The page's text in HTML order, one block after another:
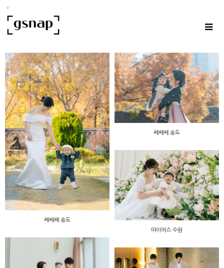
쎄쎄쎄 송도
쎄쎄쎄 송도
마이어스 수원